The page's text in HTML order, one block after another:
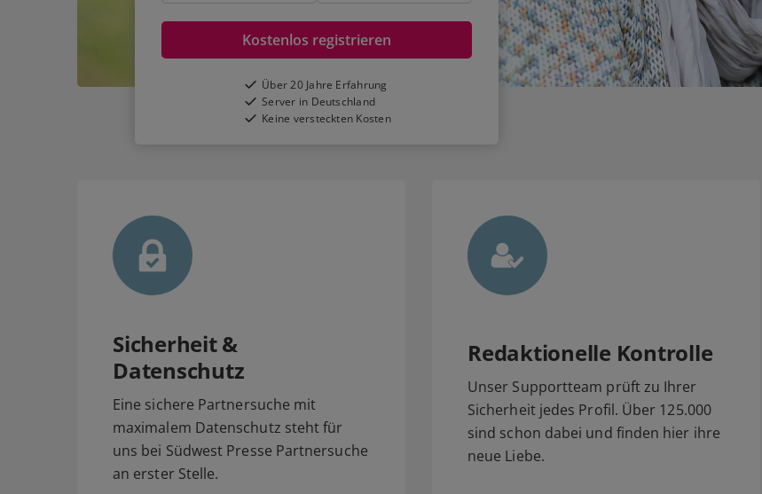
Kostenlos registrieren
Über 20 Jahre Erfahrung
Server in Deutschland
Keine versteckten Kosten
Sicherheit &
Datenschutz
Eine sichere Partnersuche mit
maximalem Datenschutz steht für
uns bei Südwest Presse Partnersuche
an erster Stelle.
Redaktionelle Kontrolle
Unser Supportteam prüft zu Ihrer
Sicherheit jedes Profil. Über 125.000
sind schon dabei und finden hier ihre
neue Liebe.